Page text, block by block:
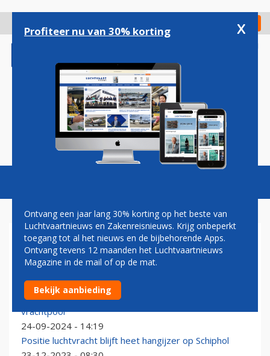
gaan
Check in
Magazine Podcasts Vacatures
LUCHTVRACHTSECTOR
Luchtvrachtsector Schiphol onder druk, maar ook
nieuwe minister ziet geen mogelijkheden voor aparte
vrachtpool
24-09-2024 - 14:19
Positie luchtvracht blijft heet hangijzer op Schiphol
Profiteer nu van 30% korting x
Ontvang een jaar lang 30% korting op het beste van
Luchtvaartnieuws en Zakenreisnieuws. Krijg onbeperkt
toegang tot al het nieuws en de bijbehorende Apps.
Ontvang tevens 12 maanden het Luchtvaartnieuws
Magazine in de mail of op de mat.
Bekijk aanbieding